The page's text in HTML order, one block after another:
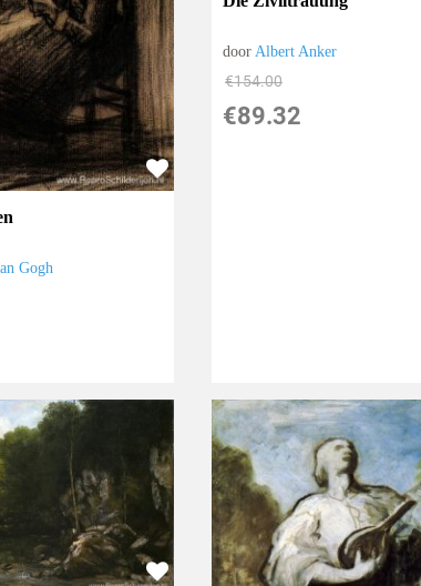
Gogh
doorAlbert Anker
€154.00
€89.32